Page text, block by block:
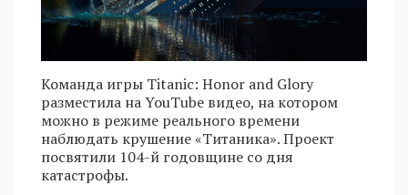
Команда игры Titanic: Honor and Glory
разместила на YouTube видео, на котором
можно в режиме реального времени
наблюдать крушение «Титаника». Проект
посвятили 104-й годовщине со дня
катастрофы.